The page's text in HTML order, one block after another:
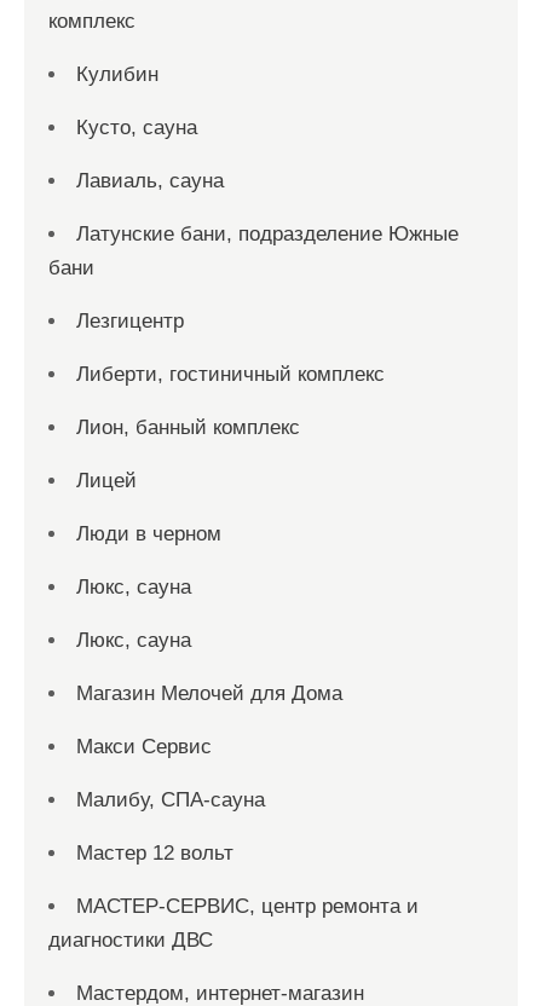
комплекс
Кулибин
Кусто, сауна
Лавиаль, сауна
Латунские бани, подразделение Южные
бани
Лезгицентр
Либерти, гостиничный комплекс
Лион, банный комплекс
Лицей
Люди в черном
Люкс, сауна
Люкс, сауна
Магазин Мелочей для Дома
Макси Сервис
Малибу, СПА-сауна
Мастер 12 вольт
МАСТЕР-СЕРВИС, центр ремонта и
диагностики ДВС
Мастердом, интернет-магазин